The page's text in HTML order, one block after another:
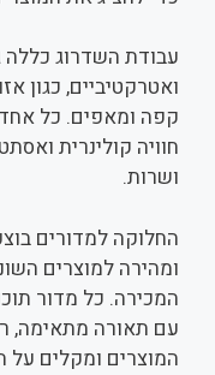
עבודת השדרוג
ואטרקטיביים, כגון
קפה ומאפים. כל
חוויה קולינרית
ושרות.
החלוקה למדורים
ומהירה למוצרים
המכירה. כל מדור
עם תאורה מתאימה,
המוצרים ומקלים